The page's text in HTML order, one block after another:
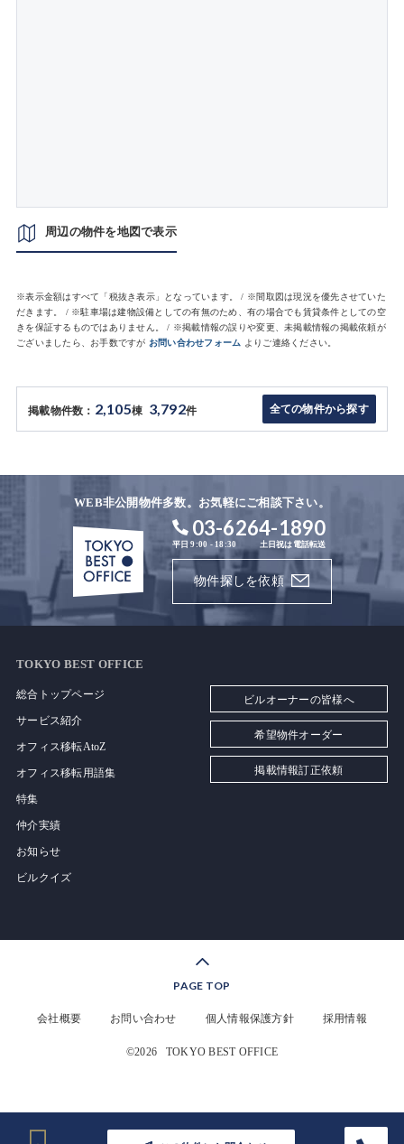
周辺の物件を地図で表示
※表示金額はすべて「税抜き表示」となっています。 / ※間取図は現況を優先させていた
だきます。 / ※駐車場は建物設備としての有無のため、有の場合でも賃貸条件としての空
きを保証するものではありません。 / ※掲載情報の誤りや変更、未掲載情報の掲載依頼が
ございましたら、お手数ですが お問い合わせフォーム よりご連絡ください。
掲載物件数： 2,105棟 3,792件 全ての物件から探す
WEB非公開物件多数。お気軽にご相談下さい。
03-6264-1890
平日 9:00 - 18:30 土日祝は電話転送
物件探しを依頼
TOKYO BEST OFFICE
総合トップページ
サービス紹介
オフィス移転AtoZ
オフィス移転用語集
特集
仲介実績
お知らせ
ビルクイズ
ビルオーナーの皆様へ
希望物件オーダー
掲載情報訂正依頼
PAGE TOP
会社概要 お問い合わせ 個人情報保護方針 採用情報
©2026 TOKYO BEST OFFICE